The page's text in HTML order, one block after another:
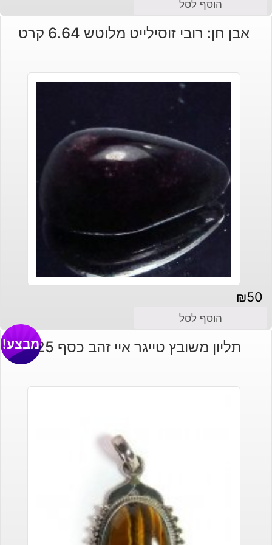
הוסף לסל
אבן חן: רובי זוסילייט מלוטש 6.64 קרט
₪50
הוסף לסל
תליון משובץ טייגר איי זהב כסף 925 מבצע!